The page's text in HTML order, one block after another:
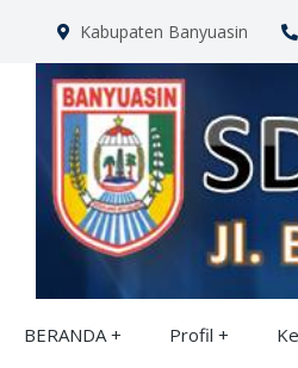
Kabupaten Banyuasin
BERANDA Profil